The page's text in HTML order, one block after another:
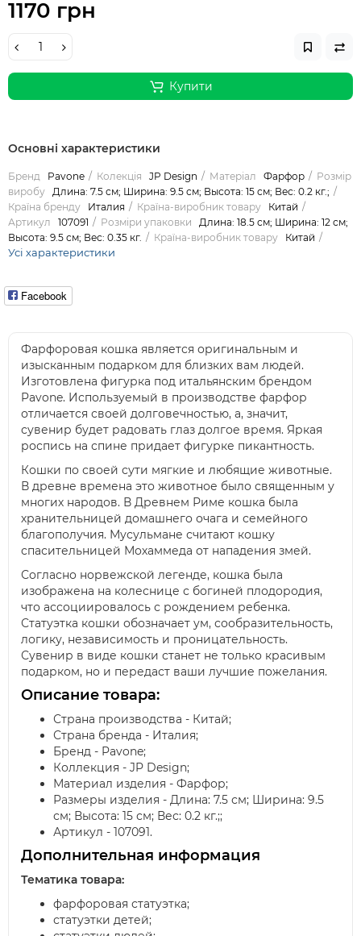
1170 грн
Купити
Основні характеристики
Бренд Pavone Колекція JP Design Матеріал Фарфор
Розмір
виробу Длина: 7.5 см; Ширина: 9.5 см; Высота: 15 см; Вес: 0.2 кг.;
Країна бренду
Италия Країна-виробник товару
Китай
Артикул
107091 Розміри упаковки
Длина: 18.5 см; Ширина: 12 см;
Высота: 9.5 см; Вес: 0.35 кг.
Країна-виробник товару Китай
Усі характеристики
Facebook
Фарфоровая кошка является оригинальным и
изысканным подарком для близких вам людей.
Изготовлена фигурка под итальянским брендом
Pavone. Используемый в производстве фарфор
отличается своей долговечностью, а, значит,
сувенир будет радовать глаз долгое время. Яркая
роспись на спине придает фигурке пикантность.
Кошки по своей сути мягкие и любящие животные.
В древне времена это животное было священным у
многих народов. В Древнем Риме кошка была
хранительницей домашнего очага и семейного
благополучия. Мусульмане считают кошку
спасительницей Мохаммеда от нападения змей.
Согласно норвежской легенде, кошка была
изображена на колеснице с богиней плодородия,
что ассоциировалось с рождением ребенка.
Статуэтка кошки обозначает ум, сообразительность,
логику, независимость и проницательность.
Сувенир в виде кошки станет не только красивым
подарком, но и передаст ваши лучшие пожелания.
Описание товара:
Страна производства - Китай;
Страна бренда - Италия;
Бренд - Pavone;
Коллекция - JP Design;
Материал изделия - Фарфор;
Размеры изделия - Длина: 7.5 см; Ширина: 9.5
см; Высота: 15 см; Вес: 0.2 кг.;;
Артикул - 107091.
Дополнительная информация
Тематика товара:
фарфоровая статуэтка;
статуэтки детей;